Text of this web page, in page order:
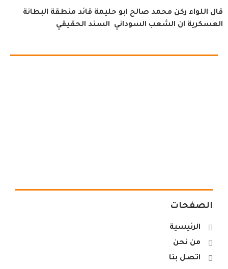
قال اللواء ركن محمد صالح ابو حليمة قائد منطقة البطانة
العسكرية ان الشعب السوداني السند الحقيقي
الصفحات
الرئيسية
من نحن
اتصل بنا